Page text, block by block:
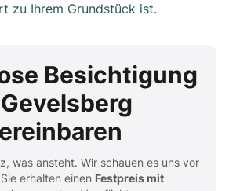
zu Ihrem Grundstück ist.
Besichtigung
was ansteht. Wir schauen es uns vor
erhalten einen Festpreis mit